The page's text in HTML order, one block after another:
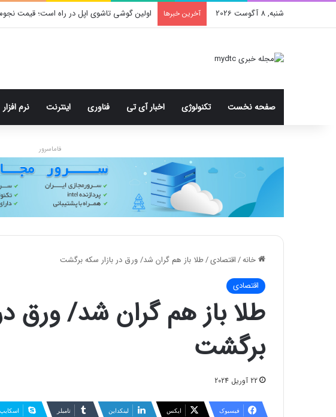
شنبه, 8 آگوست 2026 آخرین خبرها اولین گوشی تاشوی اپل در راه است؛ قیمت
صفحه نخست تکنولوژی اخبار آی تی فناوری اینترنت نرم افزار
فاماسرور
خانه/اقتصادی/طلا باز هم گران شد/ ورق در بازار سکه برگشت
اقتصادی
طلا باز هم گران شد/ ورق
برگشت
22 آوریل 2024
فیسبوک ایکس لینکداین تامبلر اسکایپ